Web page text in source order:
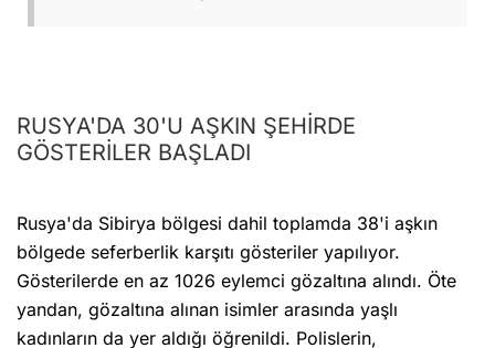
RUSYA'DA 30'U AŞKIN ŞEHİRDE
GÖSTERİLER BAŞLADI
Rusya'da Sibirya bölgesi dahil toplamda 38'i aşkın
bölgede seferberlik karşıtı gösteriler yapılıyor.
Gösterilerde en az 1026 eylemci gözaltına alındı. Öte
yandan, gözaltına alınan isimler arasında yaşlı
kadınların da yer aldığı öğrenildi. Polislerin,